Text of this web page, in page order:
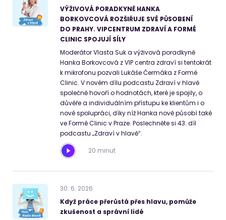
VÝŽIVOVÁ PORADKYNĚ HANKA
BORKOVCOVÁ ROZŠIŘUJE SVÉ PŮSOBENÍ
DO PRAHY. VIPCENTRUM ZDRAVÍ A FORMÉ
CLINIC SPOJUJÍ SÍLY
Moderátor Vlasta Suk a výživová poradkyně
Hanka Borkovcová z VIP centra zdraví si tentokrát
k mikrofonu pozvali Lukáše Čermáka z Formé
Clinic. V novém dílu podcastu Zdraví v hlavě
společně hovoří o hodnotách, které je spojily, o
důvěře a individuálním přístupu ke klientům i o
nové spolupráci, díky níž Hanka nově působí také
ve Formé Clinic v Praze. Poslechněte si 43. díl
podcastu „Zdraví v hlavě“.
20 minut
30. 6. 2026
Když práce přerůstá přes hlavu, pomůže
zkušenost a správní lidé